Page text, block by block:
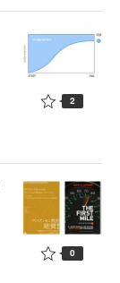
2
0